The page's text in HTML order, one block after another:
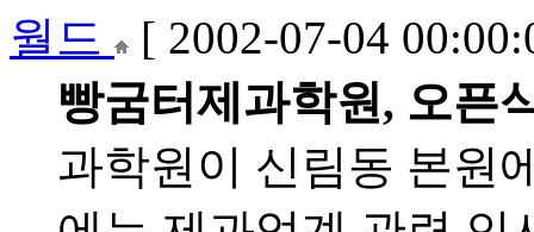
월드
[ 2002-07-04
빵굼터제과학원, 오픈
과학원이 신림동 본원